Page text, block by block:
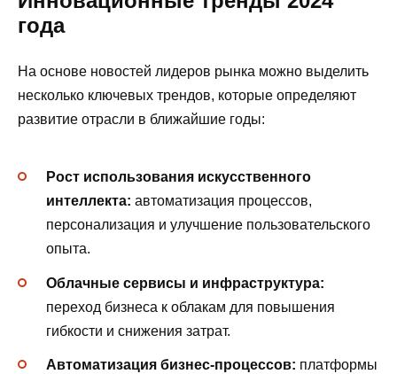
года
На основе новостей лидеров рынка можно выделить
несколько ключевых трендов, которые определяют
развитие отрасли в ближайшие годы:
Рост использования искусственного
интеллекта: автоматизация процессов,
персонализация и улучшение пользовательского
опыта.
Облачные сервисы и инфраструктура:
переход бизнеса к облакам для повышения
гибкости и снижения затрат.
Автоматизация бизнес-процессов: платформы